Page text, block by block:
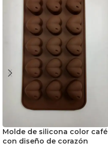
Molde de silicona color café
con diseño de corazón